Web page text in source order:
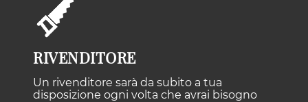
RIVENDITORE
Un rivenditore sarà da subito a tua
disposizione ogni volta che avrai bisogno